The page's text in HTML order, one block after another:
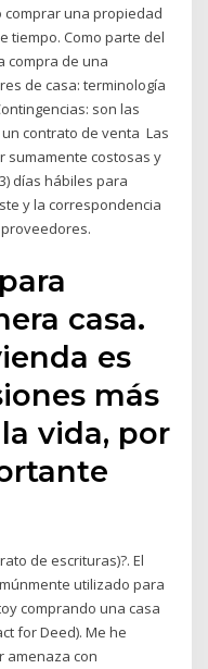
comprar una propiedad
tiempo. Como parte del
compra de una
de casa: terminología
son las
contrato de venta Las
sumamente costosas y
días hábiles para
y la correspondencia
casa.
es
más
vida, por
de escrituras)?. El
utilizado para
comprando una casa
for Deed). Me he
amenaza con